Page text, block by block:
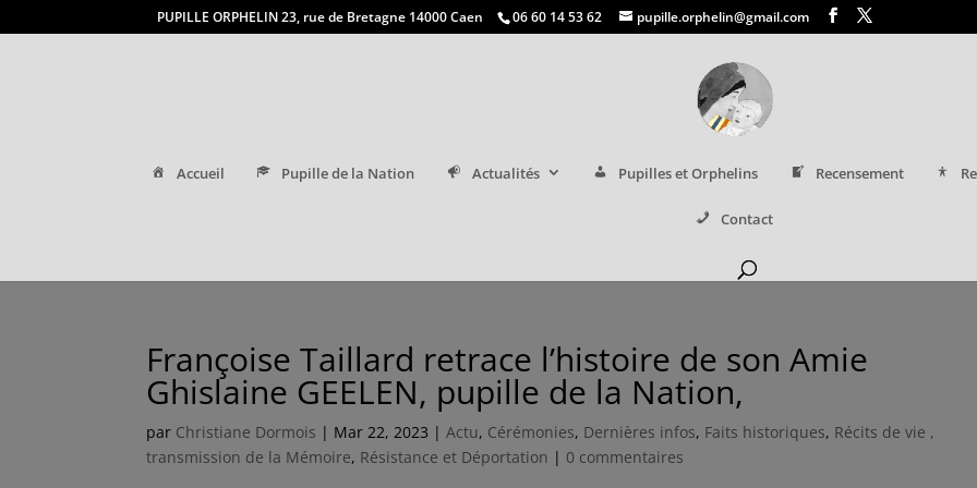
PUPILLE ORPHELIN 23, rue de Bretagne 14000 Caen 06 60 14 53 62 pupille.orphelin@gmail.com
Accueil Pupille de la Nation Actualités Pupilles et Orphelins Recensement
Contact
Françoise Taillard retrace l’histoire de son Amie
Ghislaine GEELEN, pupille de la Nation,
par Christiane Dormois | Mar 22, 2023 |Actu, Cérémonies, Dernières infos, Faits historiques, Récits de vie ,
transmission de la Mémoire, Résistance et Déportation | 0 commentaires